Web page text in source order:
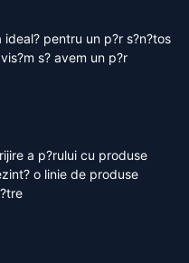
ideal? pentru un p?r s?n?tos
s? avem un p?r
a p?rului cu produse
o linie de produse